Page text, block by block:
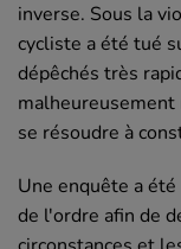
inverse. Sous la
cycliste a été tué
dépêchés très
se résoudre à
Une enquête a
de l'ordre afin de